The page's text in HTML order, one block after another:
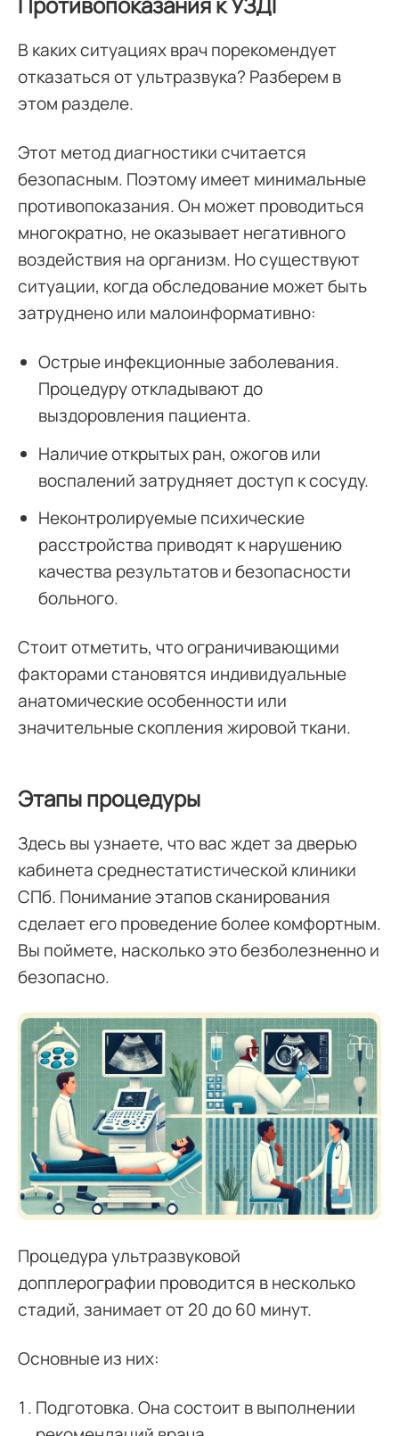
В каких ситуациях врач порекомендует
отказаться от ультразвука? Разберем в
этом разделе.
Этот метод диагностики считается
безопасным. Поэтому имеет минимальные
противопоказания. Он может проводиться
многократно, не оказывает негативного
воздействия на организм. Но существуют
ситуации, когда обследование может быть
затруднено или малоинформативно:
Острые инфекционные заболевания.
Процедуру откладывают до
выздоровления пациента.
Наличие открытых ран, ожогов или
воспалений затрудняет доступ к сосуду.
Неконтролируемые психические
расстройства приводят к нарушению
качества результатов и безопасности
больного.
Стоит отметить, что ограничивающими
факторами становятся индивидуальные
анатомические особенности или
значительные скопления жировой ткани.
Этапы процедуры
Здесь вы узнаете, что вас ждет за дверью
кабинета среднестатистической клиники
СПб. Понимание этапов сканирования
сделает его проведение более комфортным.
Вы поймете, насколько это безболезненно и
безопасно.
Процедура ультразвуковой
допплерографии проводится в несколько
стадий, занимает от 20 до 60 минут.
Основные из них:
Подготовка. Она состоит в выполнении